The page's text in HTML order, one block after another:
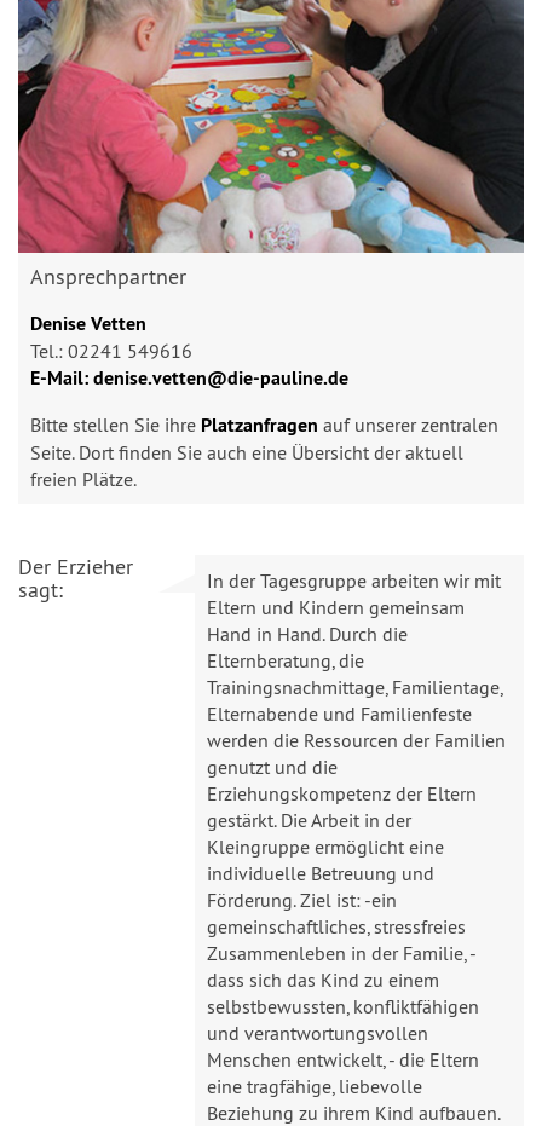
Ansprechpartner
Denise Vetten
Tel.: 02241 549616
E-Mail: denise.vetten@die-pauline.de
Bitte stellen Sie ihre Platzanfragen auf unserer zentralen
Seite. Dort finden Sie auch eine Übersicht der aktuell
freien Plätze.
Der Erzieher
sagt:
In der Tagesgruppe arbeiten wir mit
Eltern und Kindern gemeinsam
Hand in Hand. Durch die
Elternberatung, die
Trainingsnachmittage, Familientage,
Elternabende und Familienfeste
werden die Ressourcen der Familien
genutzt und die
Erziehungskompetenz der Eltern
gestärkt. Die Arbeit in der
Kleingruppe ermöglicht eine
individuelle Betreuung und
Förderung. Ziel ist: -ein
gemeinschaftliches, stressfreies
Zusammenleben in der Familie, -
dass sich das Kind zu einem
selbstbewussten, konfliktfähigen
und verantwortungsvollen
Menschen entwickelt, - die Eltern
eine tragfähige, liebevolle
Beziehung zu ihrem Kind aufbauen.